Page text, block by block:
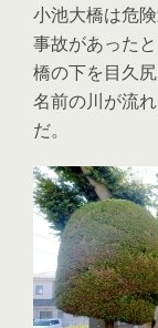
小池大橋は危
事故があったと
橋の下を目久
名前の川が流
だ。